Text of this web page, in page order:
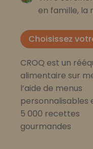
en famille, la
Choisissez
CROQ est un
alimentaire sur
l’aide de menus
personnalisables
5 000 recettes
gourmandes